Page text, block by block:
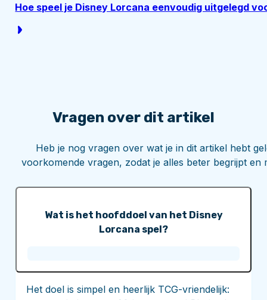
Hoe speel je Disney Lorcana eenvoudig uitgelegd
Vragen over dit artikel
Heb je nog vragen over wat je in dit artikel hebt
voorkomende vragen, zodat je alles beter begrijpt en
Wat is het hoofddoel van het Disney
Lorcana spel?
Het doel is simpel en heerlijk TCG-vriendelijk: